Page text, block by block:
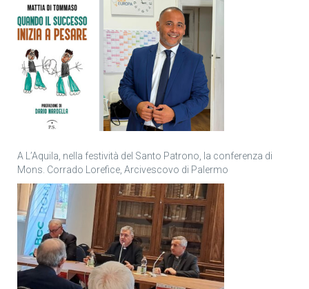
A L’Aquila, nella festività del Santo Patrono, la conferenza di
Mons. Corrado Lorefice, Arcivescovo di Palermo